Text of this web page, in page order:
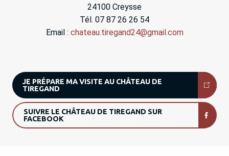
24100 Creysse
Tél. 07 87 26 26 54
Email : chateau.tiregand24@gmail.com
JE PRÉPARE MA VISITE AU CHÂTEAU DE
TIREGAND
SUIVRE LE CHÂTEAU DE TIREGAND SUR
FACEBOOK